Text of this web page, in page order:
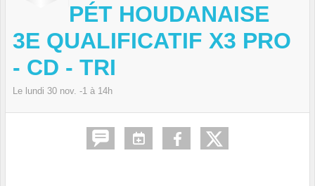
PÉT HOUDANAISE
3E QUALIFICATIF X3 PRO
- CD - TRI
Le lundi 30 nov. -1 à 14h